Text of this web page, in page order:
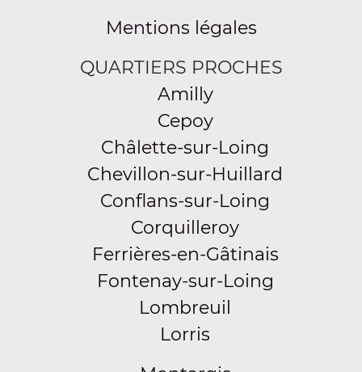
Mentions légales
QUARTIERS PROCHES
Amilly
Cepoy
Châlette-sur-Loing
Chevillon-sur-Huillard
Conflans-sur-Loing
Corquilleroy
Ferrières-en-Gâtinais
Fontenay-sur-Loing
Lombreuil
Lorris